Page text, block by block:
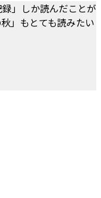
」しか読んだことが
」もとても読みたい